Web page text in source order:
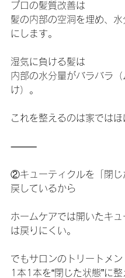
プロの髪質改善は
髪の内部の空洞を埋め、水
にします。
湿気に負ける髪は
内部の水分量がバラバラ（
け）。
これを整えるのは家ではほ
⸻
②キューティクルを「閉じ
戻しているから
ホームケアでは開いたキ
は戻りにくい。
でもサロンのトリートメン
1本1本を“閉じた状態”に整